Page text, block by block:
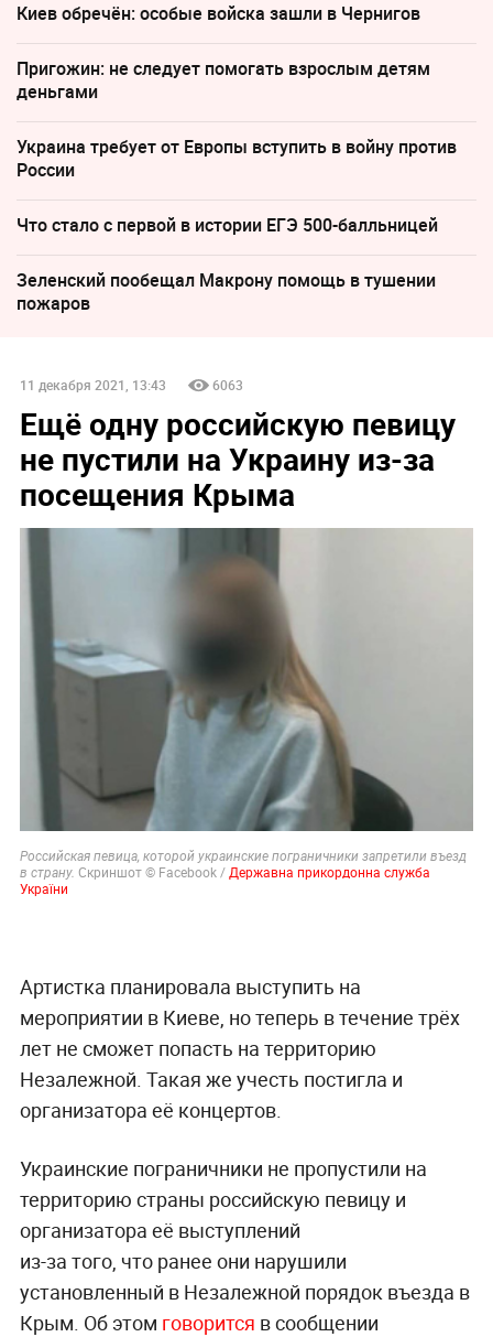
Киев обречён: особые войска зашли в Чернигов
Пригожин: не следует помогать взрослым детям
деньгами
Украина требует от Европы вступить в войну против
России
Что стало с первой в истории ЕГЭ 500-балльницей
Зеленский пообещал Макрону помощь в тушении
пожаров
11 декабря 2021, 13:43 6063
Ещё одну российскую певицу
не пустили на Украину из-за
посещения Крыма
Российская певица, которой украинские пограничники запретили въезд
в страну. Скриншот © Facebook / Державна прикордонна служба
України
Артистка планировала выступить на
мероприятии в Киеве, но теперь в течение трёх
лет не сможет попасть на территорию
Незалежной. Такая же учесть постигла и
организатора её концертов.
Украинские пограничники не пропустили на
территорию страны российскую певицу и
организатора её выступлений
из-за того, что ранее они нарушили
установленный в Незалежной порядок въезда в
Крым. Об этом говорится в сообщении